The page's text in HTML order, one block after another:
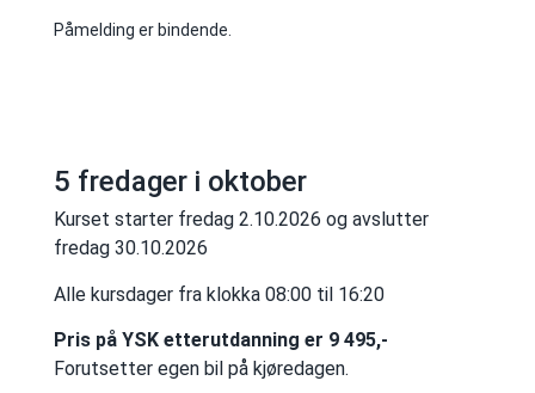
Påmelding er bindende.
5 fredager i oktober
Kurset starter fredag 2.10.2026 og avslutter
fredag 30.10.2026
Alle kursdager fra klokka 08:00 til 16:20
Pris på YSK etterutdanning er 9 495,-
Forutsetter egen bil på kjøredagen.